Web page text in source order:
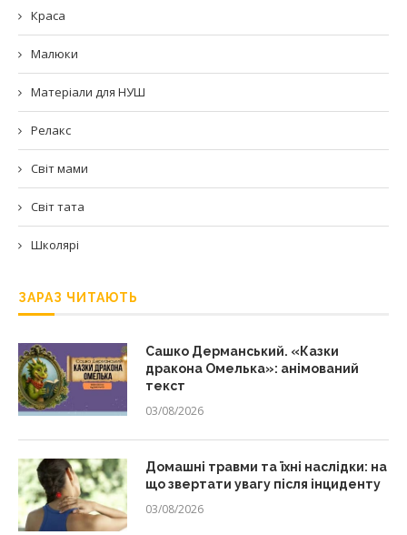
Краса
Малюки
Матеріали для НУШ
Релакс
Світ мами
Світ тата
Школярі
ЗАРАЗ ЧИТАЮТЬ
Сашко Дерманський. «Казки
дракона Омелька»: анімований
текст
03/08/2026
Домашні травми та їхні наслідки: на
що звертати увагу після інциденту
03/08/2026